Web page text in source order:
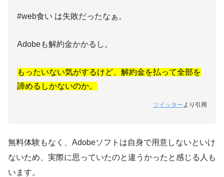
#web食い は失敗だったなぁ。
Adobeも解約金かかるし。
もったいない気がするけど、解約金を払って全部を
諦めるしかないのか。
ツイッター より引用
無料体験もなく、Adobeソフトは自身で用意しないといけ
ないため、実際に思っていたのと違うかったと感じる人も
います。